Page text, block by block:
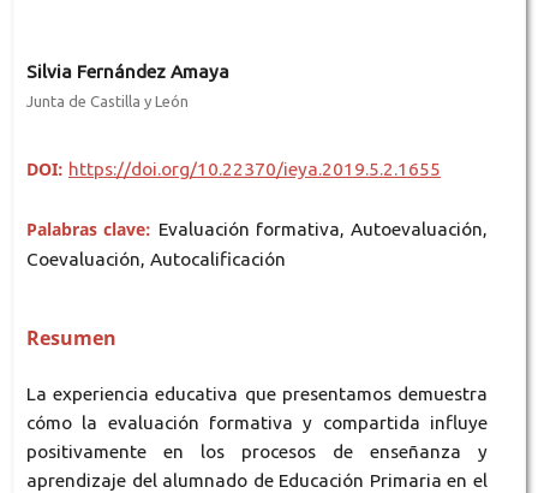
Silvia Fernández Amaya
Junta de Castilla y León
DOI: https://doi.org/10.22370/ieya.2019.5.2.1655
Palabras clave: Evaluación formativa, Autoevaluación,
Coevaluación, Autocalificación
Resumen
La experiencia educativa que presentamos demuestra
cómo la evaluación formativa y compartida influye
positivamente en los procesos de enseñanza y
aprendizaje del alumnado de Educación Primaria en el